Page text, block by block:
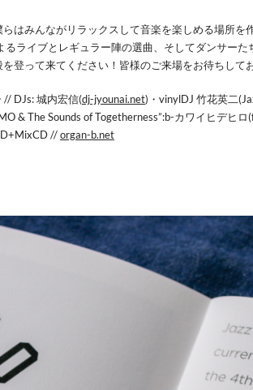
らはみんながリラックスして音楽を楽しめる場所を
るライブとレギュラー陣の選曲、そしてダンサーた
を登って来てください！皆様のご来場をお待ちして
DJs: 城内宏信(dj-jyounai.net)・vinylDJ 竹花英二
& The Sounds of Togetherness”:b-カワイヒデ
//organ-b.net